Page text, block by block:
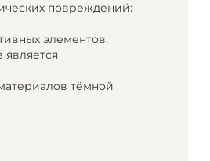
повреждений:
элементов.
тёмной